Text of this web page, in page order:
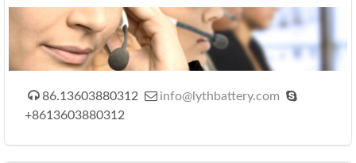
 86.13603880312  info@lythbattery.com 
+8613603880312